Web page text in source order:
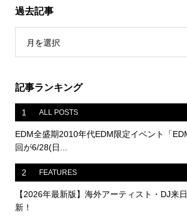
過去記事
月を選択
記事ランキング
1 ALL POSTS
EDM全盛期2010年代EDM限定イベント「
回が6/28(日...
2 FEATURES
【2026年最新版】海外アーティスト・DJ来
新！